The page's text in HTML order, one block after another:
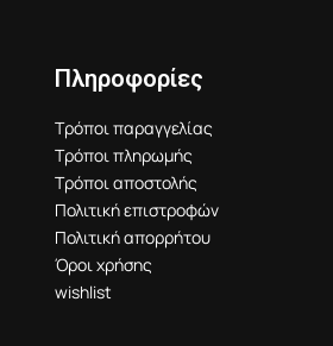
Πληροφορίες
Τρόποι παραγγελίας
Τρόποι πληρωμής
Τρόποι αποστολής
Πολιτική επιστροφών
Πολιτική απορρήτου
Όροι χρήσης
wishlist